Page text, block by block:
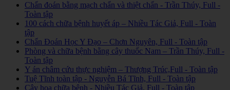
Chẩn đoán bằng mạch chẩn và thiệt chẩn - Trần Thúy, Full -
Toàn tập
100 cách chữa bệnh huyết áp – Nhiều Tác Giả, Full - Toàn
tập
Chẩn Đoán Học Y Đạo – Chơn Nguyên, Full - Toàn tập
Phòng và chữa bệnh bằng cây thuốc Nam – Trần Thúy, Full -
Toàn tập
Y án châm cứu thực nghiệm – Thượng Trúc,Full - Toàn tập
Tuệ Tĩnh toàn tập - Nguyễn Bá Tĩnh, Full - Toàn tập
Cây hoa chữa bệnh - Nhiều Tác Giả, Full - Toàn tập